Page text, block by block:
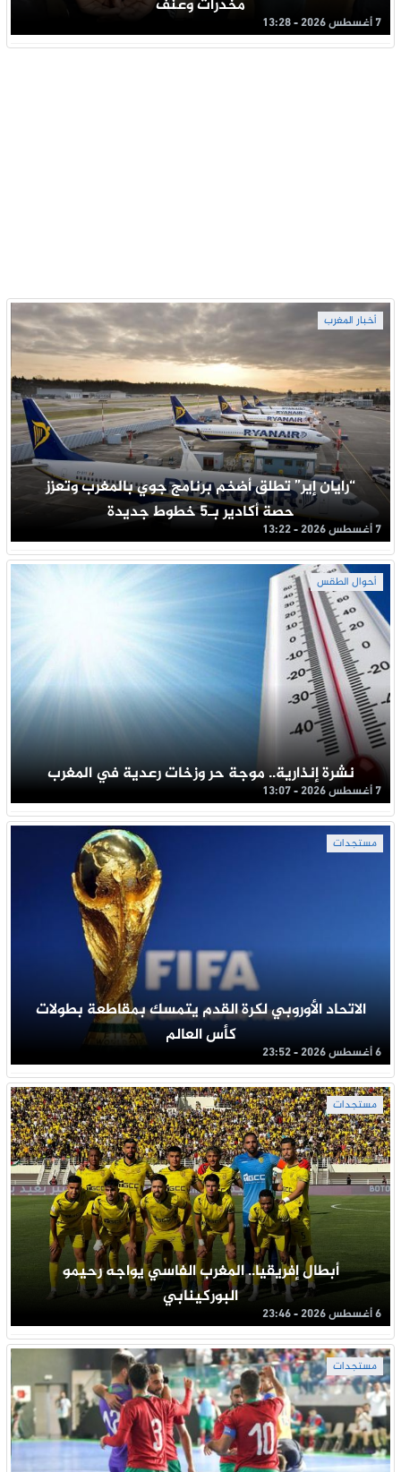
مخدرات وعنف
7 أغسطس 2026 - 13:28
أخبار المغرب
“رايان إير” تطلق أضخم برنامج جوي بالمغرب وتعزز
حصة أكادير بـ5 خطوط جديدة
7 أغسطس 2026 - 13:22
أحوال الطقس
نشرة إنذارية.. موجة حر وزخات رعدية في المغرب
7 أغسطس 2026 - 13:07
مستجدات
الاتحاد الأوروبي لكرة القدم يتمسك بمقاطعة بطولات
كأس العالم
6 أغسطس 2026 - 23:52
مستجدات
أبطال إفريقيا.. المغرب الفاسي يواجه رحيمو
البوركينابي
6 أغسطس 2026 - 23:46
مستجدات